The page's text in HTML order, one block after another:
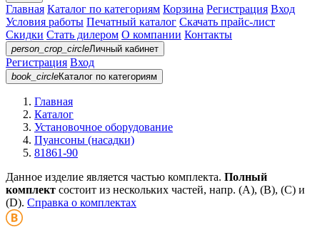
Главная Каталог по категориям Корзина Регистрация Вход
Условия работы Печатный каталог Скачать прайс-лист
Скидки Стать дилером О компании Контакты
person_crop_circleЛичный кабинет
Регистрация Вход
book_circleКаталог по категориям
Главная
Каталог
Установочное оборудование
Пуансоны (насадки)
81861-90
Данное изделие является частью комплекта. Полный
комплект состоит из нескольких частей, напр. (А), (B), (С) и
(D). Справка о комплектах